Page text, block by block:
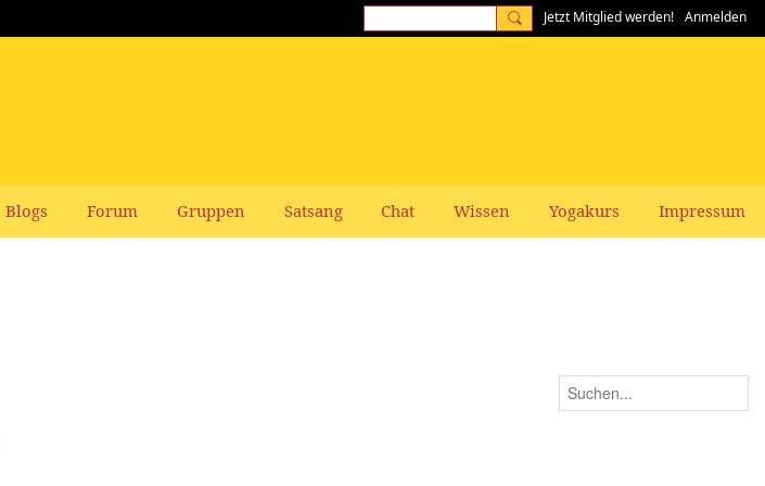
Jetzt Mitglied werden! Anmelden
Blogs Forum Gruppen Satsang Chat Wissen Yogakurs Impressum